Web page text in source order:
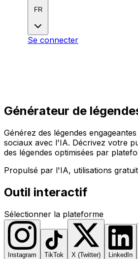
FR
Se connecter
Générateur de
Générez des légendes
sociaux avec l'IA. Décrivez votre
des légendes optimisées par
Propulsé par l'IA, utilisations
Outil interactif
Sélectionner la plateforme
Instagram TikTok X (Twitter) LinkedIn